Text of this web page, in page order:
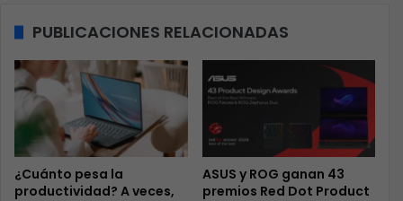
PUBLICACIONES RELACIONADAS
¿Cuánto pesa la
productividad? A veces,
ASUS y ROG ganan 43
premios Red Dot Product